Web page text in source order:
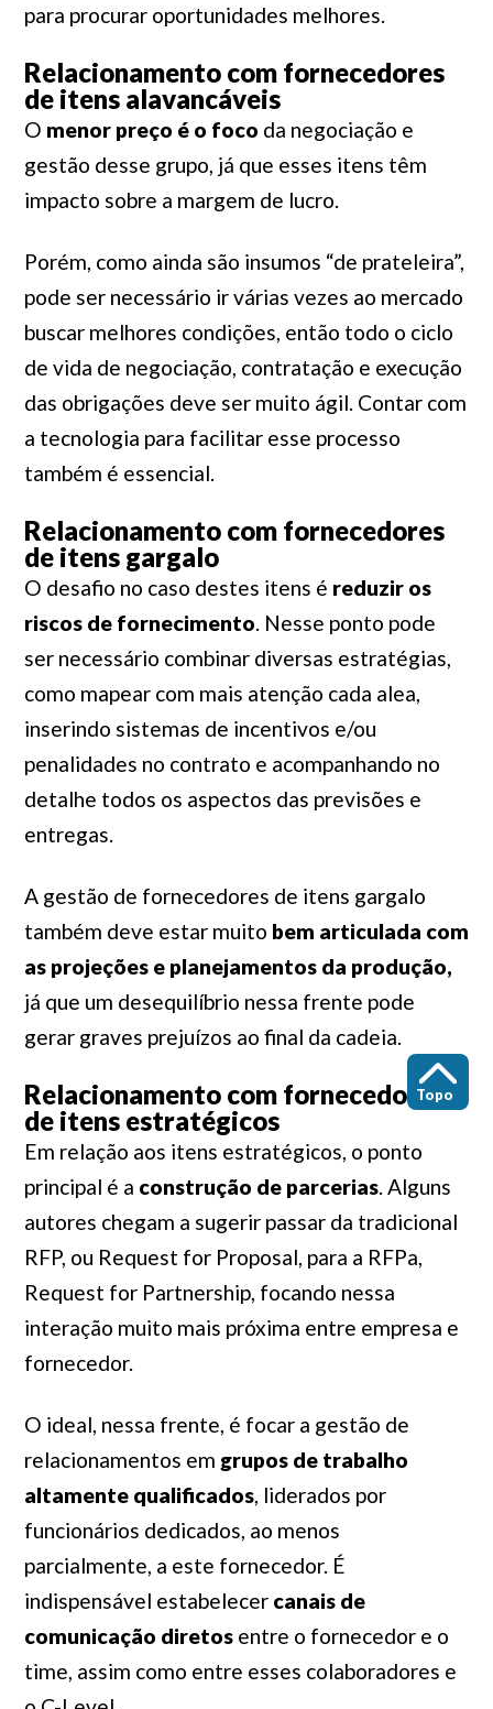
Topo
para procurar oportunidades melhores.
Relacionamento com fornecedores
de itens alavancáveis
O menor preço é o foco da negociação e
gestão desse grupo, já que esses itens têm
impacto sobre a margem de lucro.
Porém, como ainda são insumos “de prateleira”,
pode ser necessário ir várias vezes ao mercado
buscar melhores condições, então todo o ciclo
de vida de negociação, contratação e execução
das obrigações deve ser muito ágil. Contar com
a tecnologia para facilitar esse processo
também é essencial.
Relacionamento com fornecedores
de itens gargalo
O desafio no caso destes itens é reduzir os
riscos de fornecimento. Nesse ponto pode
ser necessário combinar diversas estratégias,
como mapear com mais atenção cada alea,
inserindo sistemas de incentivos e/ou
penalidades no contrato e acompanhando no
detalhe todos os aspectos das previsões e
entregas.
A gestão de fornecedores de itens gargalo
também deve estar muito bem articulada com
as projeções e planejamentos da produção,
já que um desequilíbrio nessa frente pode
gerar graves prejuízos ao final da cadeia.
Relacionamento com fornecedores
de itens estratégicos
Em relação aos itens estratégicos, o ponto
principal é a construção de parcerias. Alguns
autores chegam a sugerir passar da tradicional
RFP, ou Request for Proposal, para a RFPa,
Request for Partnership, focando nessa
interação muito mais próxima entre empresa e
fornecedor.
O ideal, nessa frente, é focar a gestão de
relacionamentos em grupos de trabalho
altamente qualificados, liderados por
funcionários dedicados, ao menos
parcialmente, a este fornecedor. É
indispensável estabelecer canais de
comunicação diretosentre o fornecedor e o
time, assim como entre esses colaboradores e